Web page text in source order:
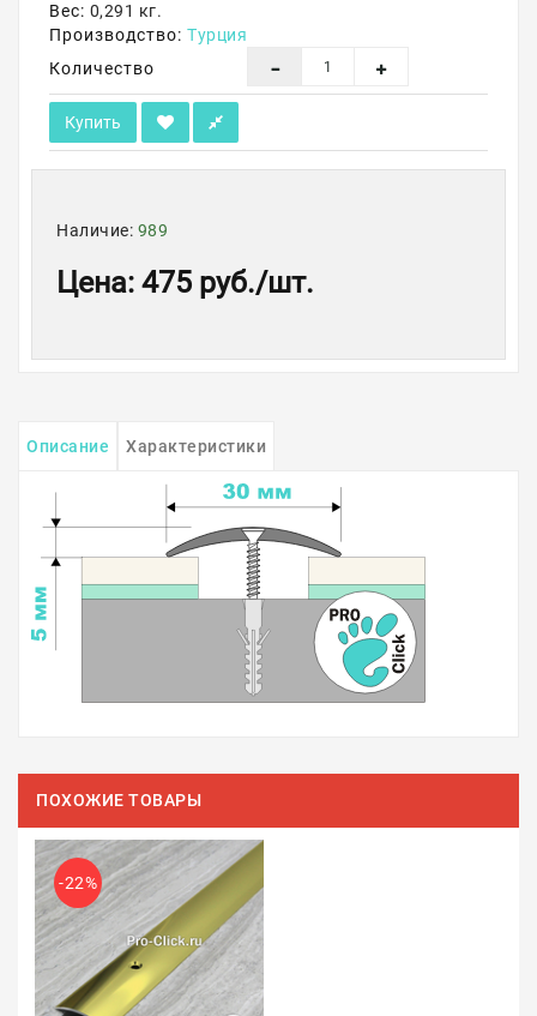
Вес: 0,291 кг.
Производство: Турция
Количество
Купить
Наличие: 989
Цена: 475 руб./шт.
Описание Характеристики
ПОХОЖИЕ ТОВАРЫ
-22%